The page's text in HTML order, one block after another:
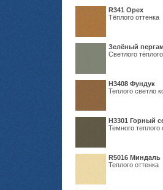
R341 Орех
Тёплого оттенка
Зелёный
Светлого
Н3408 Фундук
Теплого светло
Н3301 Горный
Темного теплого
R5016 Миндаль
Теплого оттенка